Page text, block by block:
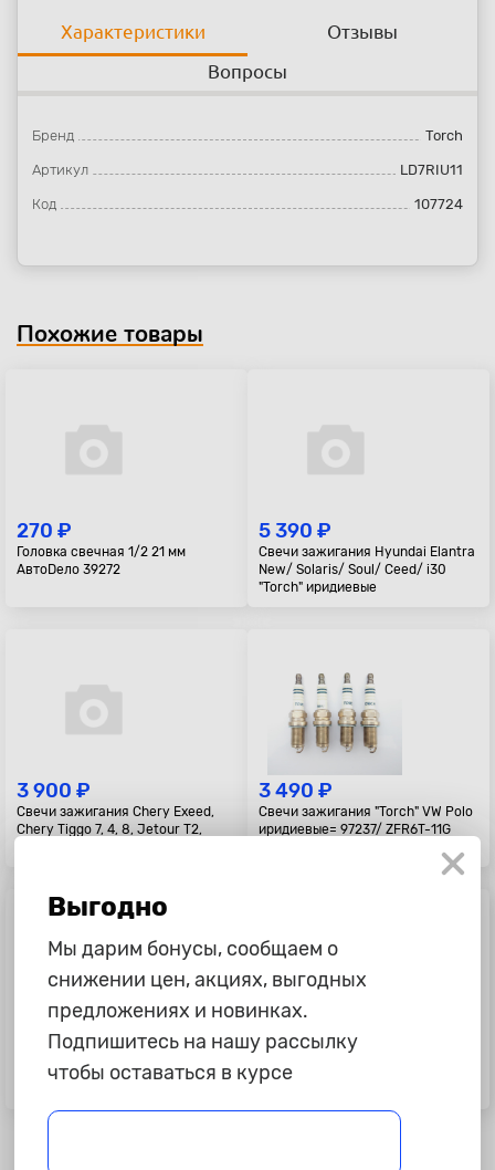
Характеристики
Отзывы
Вопросы
Бренд Torch
Артикул LD7RIU11
Код 107724
Похожие товары
270 ₽
Головка свечная 1/2 21 мм
АвтоDело 39272
5 390 ₽
Свечи зажигания Hyundai Elantra
New/ Solaris/ Soul/ Ceed/ i30
"Torch" иридиевые
3 900 ₽
Свечи зажигания Chery Exeed,
Chery Tiggo 7, 4, 8, Jetour T2,
3 490 ₽
Свечи зажигания "Torch" VW Polo
иридиевые= 97237/ ZFR6T-11G
6 590 ₽
Свечи зажигания NGK-52 PZFR6R
2 690 ₽
Свечи зажигания "Torch"
Выгодно
Мы дарим бонусы, сообщаем о
снижении цен, акциях, выгодных
предложениях и новинках.
Подпишитесь на нашу рассылку
чтобы оставаться в курсе